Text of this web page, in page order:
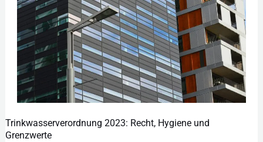
Trinkwasserverordnung 2023: Recht, Hygiene und
Grenzwerte
Trinkwasserverordnung